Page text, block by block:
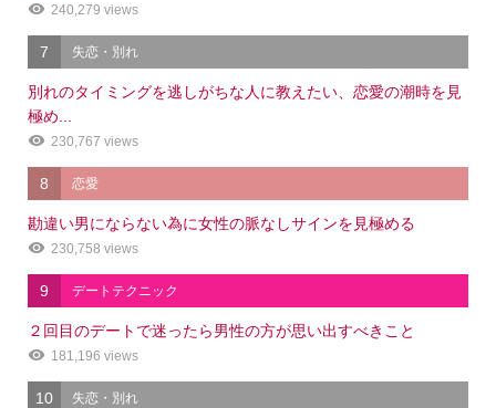
240,279 views
7 失恋・別れ
別れのタイミングを逃しがちな人に教えたい、恋愛の潮時を見
極め...
230,767 views
8 恋愛
勘違い男にならない為に女性の脈なしサインを見極める
230,758 views
9 デートテクニック
２回目のデートで迷ったら男性の方が思い出すべきこと
181,196 views
10 失恋・別れ